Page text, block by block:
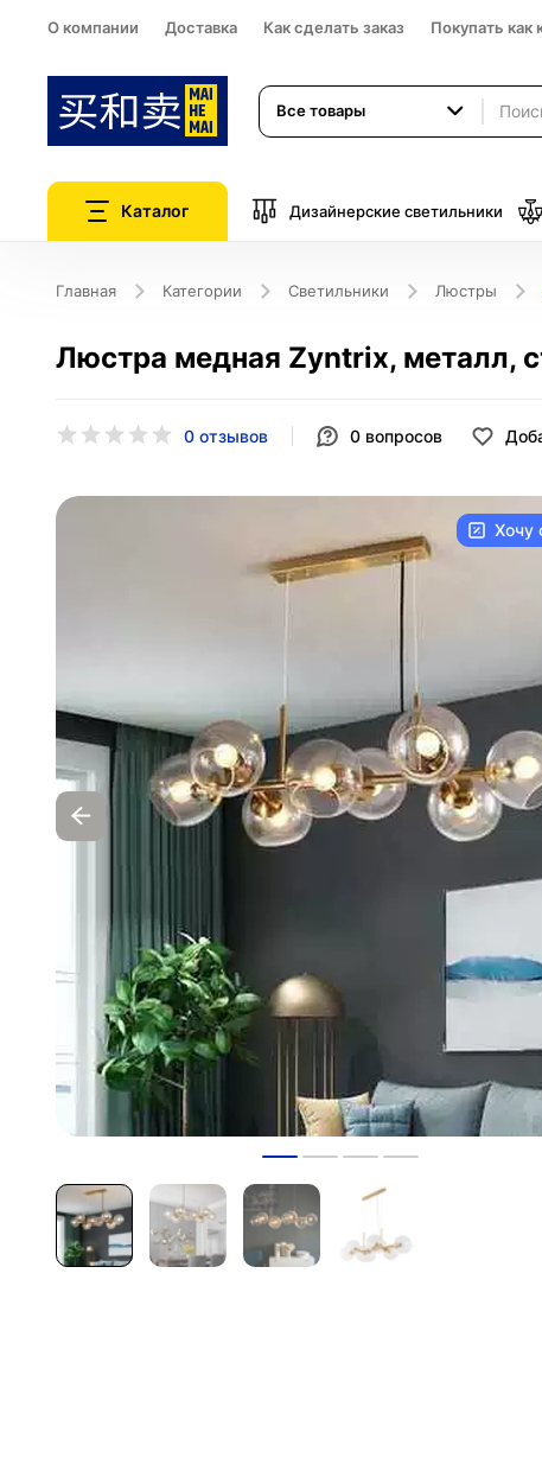
О компании Доставка Как сделать заказ Покупать как
Все товары
Каталог Дизайнерские светильники
Главная Категории Светильники Люстры
Люстра медная Zyntrix, металл,
0 отзывов 0 вопросов
Хочу